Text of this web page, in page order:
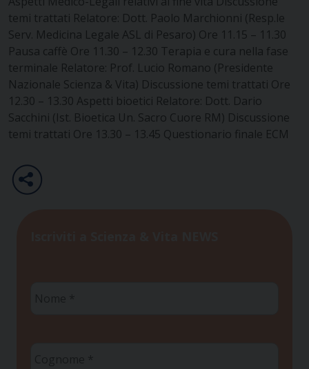
temi trattati Relatore: Dott. Paolo Marchionni (Resp.le
Serv. Medicina Legale ASL di Pesaro) Ore 11.15 – 11.30
Pausa caffè Ore 11.30 – 12.30 Terapia e cura nella fase
terminale Relatore: Prof. Lucio Romano (Presidente
Nazionale Scienza & Vita) Discussione temi trattati Ore
12.30 – 13.30 Aspetti bioetici Relatore: Dott. Dario
Sacchini (Ist. Bioetica Un. Sacro Cuore RM) Discussione
temi trattati Ore 13.30 – 13.45 Questionario finale ECM